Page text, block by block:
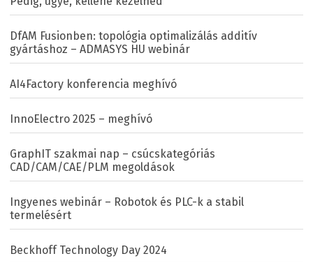
DfAM Fusionben: topológia optimalizálás additív
gyártáshoz – ADMASYS HU webinár
AI4Factory konferencia meghívó
InnoElectro 2025 – meghívó
GraphIT szakmai nap – csúcskategóriás
CAD/CAM/CAE/PLM megoldások
Ingyenes webinár – Robotok és PLC-k a stabil
termelésért
Beckhoff Technology Day 2024